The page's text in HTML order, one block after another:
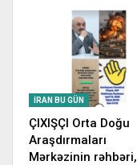
İRAN BU GÜN
ÇIXIŞÇI Orta Doğu
Araşdırmaları
Mərkəzinin rəhbəri,